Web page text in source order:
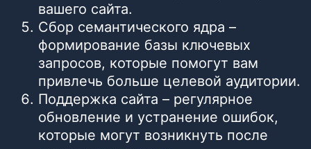
вашего сайта.
Сбор семантического ядра –
формирование базы ключевых
запросов, которые помогут вам
привлечь больше целевой аудитории.
Поддержка сайта – регулярное
обновление и устранение ошибок,
которые могут возникнуть после